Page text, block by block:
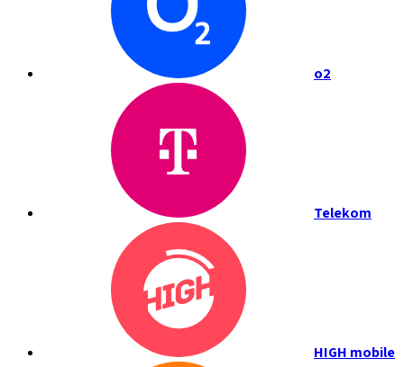
o2
Telekom
HIGH mobile